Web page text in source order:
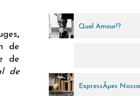
,
de
de
de
Quel Amour!?
ExpressÃµes Nossa